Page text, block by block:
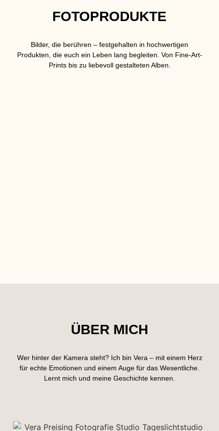
FOTOPRODUKTE
Bilder, die berühren – festgehalten in hochwertigen
Produkten, die euch ein Leben lang begleiten. Von Fine-Art-
Prints bis zu liebevoll gestalteten Alben.
ÜBER MICH
Wer hinter der Kamera steht? Ich bin Vera – mit einem Herz
für echte Emotionen und einem Auge für das Wesentliche.
Lernt mich und meine Geschichte kennen.